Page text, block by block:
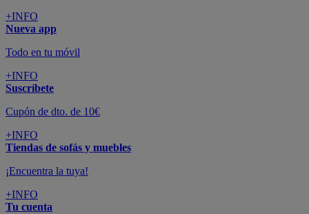
+INFO
Nueva app
Todo en tu móvil
+INFO
Suscríbete
Cupón de dto. de 10€
+INFO
Tiendas de sofás y muebles
¡Encuentra la tuya!
+INFO
Tu cuenta